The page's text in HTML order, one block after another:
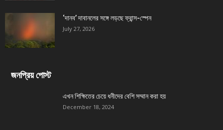
‘দানব’ দাবানলের সঙ্গে লড়ছে ফ্রান্স-স্পেন
July 27, 2026
জনপ্রিয় পোস্ট
এখন শিক্ষিতের চেয়ে ধনীদের বেশি সম্মান করা হয়
December 18, 2024